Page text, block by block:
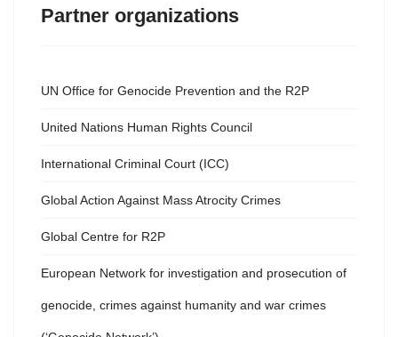
Partner organizations
UN Office for Genocide Prevention and the R2P
United Nations Human Rights Council
International Criminal Court (ICC)
Global Action Against Mass Atrocity Crimes
Global Centre for R2P
European Network for investigation and prosecution of
genocide, crimes against humanity and war crimes